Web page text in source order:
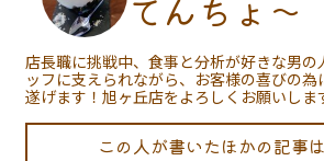
店長職に挑戦中、食事と分析が好きな男の
ッフに支えられながら、お客様の喜びの為
遂げます！旭ヶ丘店をよろしくお願いしま
この人が書いたほかの記事